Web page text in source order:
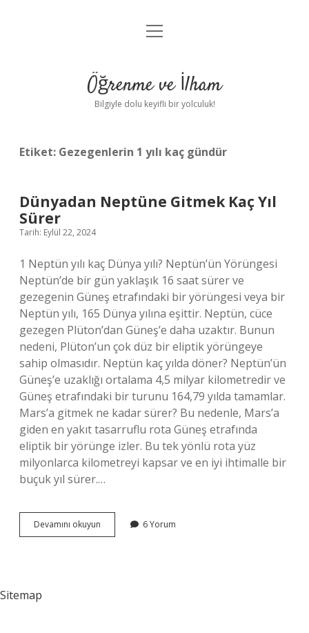
Anasayfa
Yasal Uyarı
menüyü
Öğrenme ve İlham
Bilgiyle dolu keyifli bir yolculuk!
Etiket: Gezegenlerin 1 yılı kaç gündür
Dünyadan Neptüne Gitmek Kaç Yıl
Sürer
Tarih: Eylül 22, 2024
1 Neptün yılı kaç Dünya yılı? Neptün’ün Yörüngesi
Neptün’de bir gün yaklaşık 16 saat sürer ve
gezegenin Güneş etrafındaki bir yörüngesi veya bir
Neptün yılı, 165 Dünya yılına eşittir. Neptün, cüce
gezegen Plüton’dan Güneş’e daha uzaktır. Bunun
nedeni, Plüton’un çok düz bir eliptik yörüngeye
sahip olmasıdır. Neptün kaç yılda döner? Neptün’ün
Güneş’e uzaklığı ortalama 4,5 milyar kilometredir ve
Güneş etrafındaki bir turunu 164,79 yılda tamamlar.
Mars’a gitmek ne kadar sürer? Bu nedenle, Mars’a
giden en yakıt tasarruflu rota Güneş etrafında
eliptik bir yörünge izler. Bu tek yönlü rota yüz
milyonlarca kilometreyi kapsar ve en iyi ihtimalle bir
buçuk yıl sürer.…
Devamını okuyun Dünyadan
Neptüne
6 Yorum
Sitemap